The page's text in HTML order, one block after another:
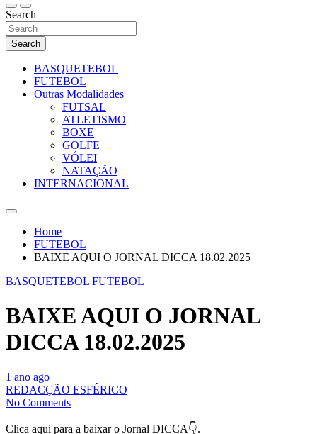
Search
Search
BASQUETEBOL
FUTEBOL
Outras Modalidades
FUTSAL
ATLETISMO
BOXE
GOLFE
VÓLEI
NATAÇÃO
INTERNACIONAL
Home
FUTEBOL
BAIXE AQUI O JORNAL DICCA 18.02.2025
BASQUETEBOL FUTEBOL
BAIXE AQUI O JORNAL
DICCA 18.02.2025
1 ano ago
REDACÇÃO ESFÉRICO
No Comments
Clica aqui para a baixar o Jornal DICCA👇.